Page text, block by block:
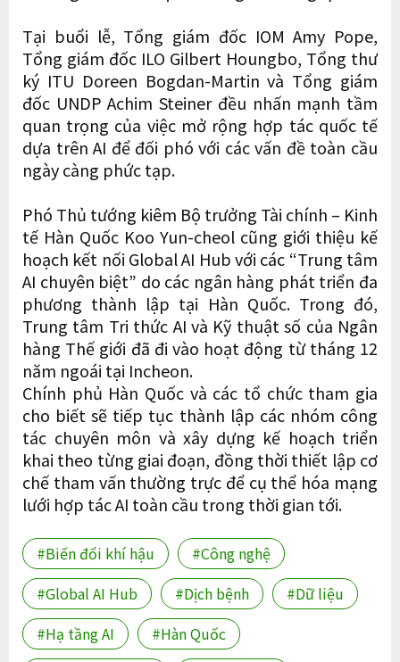
Tại buổi lễ, Tổng giám đốc IOM Amy Pope,
Tổng giám đốc ILO Gilbert Houngbo, Tổng thư
ký ITU Doreen Bogdan-Martin và Tổng giám
đốc UNDP Achim Steiner đều nhấn mạnh tầm
quan trọng của việc mở rộng hợp tác quốc tế
dựa trên AI để đối phó với các vấn đề toàn cầu
ngày càng phức tạp.
Phó Thủ tướng kiêm Bộ trưởng Tài chính – Kinh
tế Hàn Quốc Koo Yun-cheol cũng giới thiệu kế
hoạch kết nối Global AI Hub với các “Trung tâm
AI chuyên biệt” do các ngân hàng phát triển đa
phương thành lập tại Hàn Quốc. Trong đó,
Trung tâm Tri thức AI và Kỹ thuật số của Ngân
hàng Thế giới đã đi vào hoạt động từ tháng 12
năm ngoái tại Incheon.
Chính phủ Hàn Quốc và các tổ chức tham gia
cho biết sẽ tiếp tục thành lập các nhóm công
tác chuyên môn và xây dựng kế hoạch triển
khai theo từng giai đoạn, đồng thời thiết lập cơ
chế tham vấn thường trực để cụ thể hóa mạng
lưới hợp tác AI toàn cầu trong thời gian tới.
#Biến đổi khí hậu
#Công nghệ
#Global AI Hub
#Dịch bệnh
#Dữ liệu
#Hạ tầng AI
#Hàn Quốc